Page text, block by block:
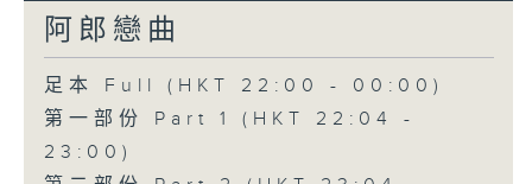
阿郎戀曲
足本 Full (HKT 22:00 - 00:00)
第一部份 Part 1 (HKT 22:04 -
23:00)